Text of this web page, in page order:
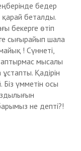
бедер
беталды.
бекерге өтіп
сығырайып шала
! Сүннеті,
таптырмас мысалы
Қадірін
Біз үмметін осы
не депті?!